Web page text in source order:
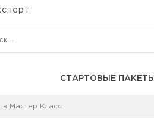
СТАРТОВЫЕ ПАКЕТЫ
в Мастер Класс